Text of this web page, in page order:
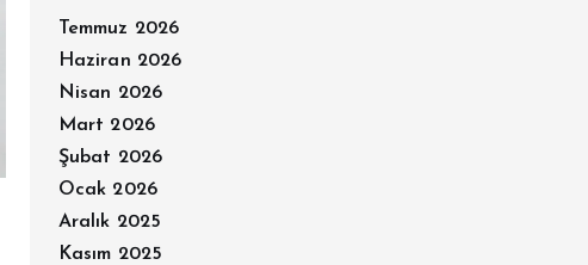
Temmuz 2026
Haziran 2026
Nisan 2026
Mart 2026
Şubat 2026
Ocak 2026
Aralık 2025
Kasım 2025